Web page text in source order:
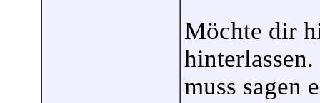
Möchte dir
hinterlassen.
muss sagen